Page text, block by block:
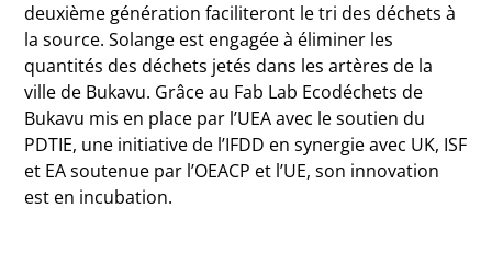
deuxième génération faciliteront le tri des déchets à
la source. Solange est engagée à éliminer les
quantités des déchets jetés dans les artères de la
ville de Bukavu. Grâce au Fab Lab Ecodéchets de
Bukavu mis en place par l’UEA avec le soutien du
PDTIE, une initiative de l’IFDD en synergie avec UK, ISF
et EA soutenue par l’OEACP et l’UE, son innovation
est en incubation.